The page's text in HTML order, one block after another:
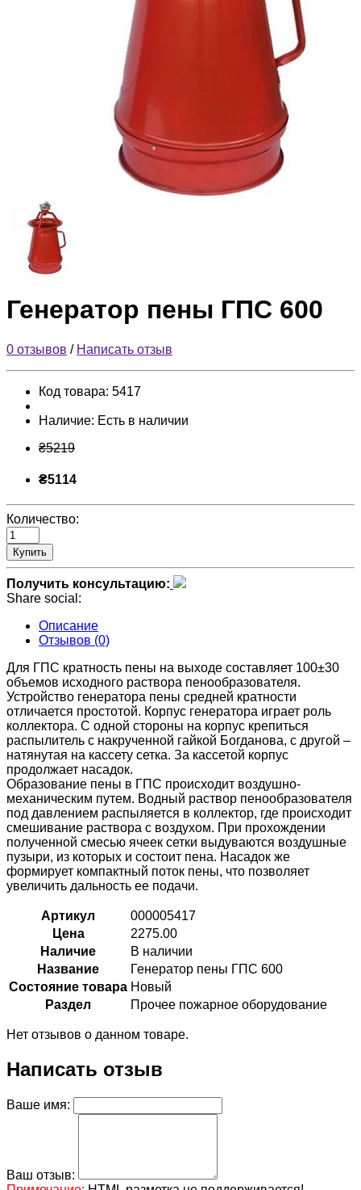
Генератор пены ГПС 600
0 отзывов / Написать отзыв
Код товара: 5417
Наличие: Есть в наличии
₴5219
₴5114
Количество:
Купить
Получить консультацию:
Share social:
Описание
Отзывов (0)
Для ГПС кратность пены на выходе составляет 100±30
объемов исходного раствора пенообразователя.
Устройство генератора пены средней кратности
отличается простотой. Корпус генератора играет роль
коллектора. С одной стороны на корпус крепиться
распылитель с накрученной гайкой Богданова, с другой –
натянутая на кассету сетка. За кассетой корпус
продолжает насадок.
Образование пены в ГПС происходит воздушно-
механическим путем. Водный раствор пенообразователя
под давлением распыляется в коллектор, где происходит
смешивание раствора с воздухом. При прохождении
полученной смесью ячеек сетки выдуваются воздушные
пузыри, из которых и состоит пена. Насадок же
формирует компактный поток пены, что позволяет
увеличить дальность ее подачи.
Артикул
000005417
Цена
2275.00
Наличие
В наличии
Название
Генератор пены ГПС 600
Состояние товара Новый
Раздел
Прочее пожарное оборудование
Нет отзывов о данном товаре.
Написать отзыв
Ваше имя:
Ваш отзыв: